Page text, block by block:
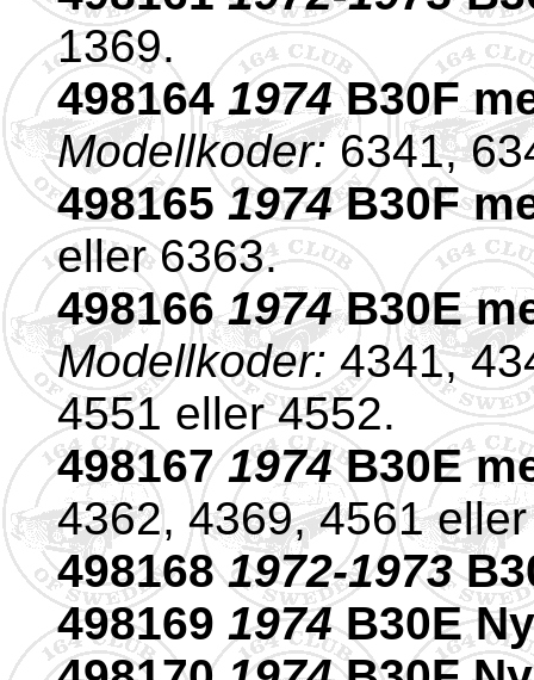
1369.
498164 1974B30F
Modellkoder:6341,
4981651974B30F
eller 6363.
4981661974B30E
Modellkoder:4341,
4551 eller 4552.
4981671974B30E
4362, 4369, 4561
4981681972-1973
498169 1974B30E